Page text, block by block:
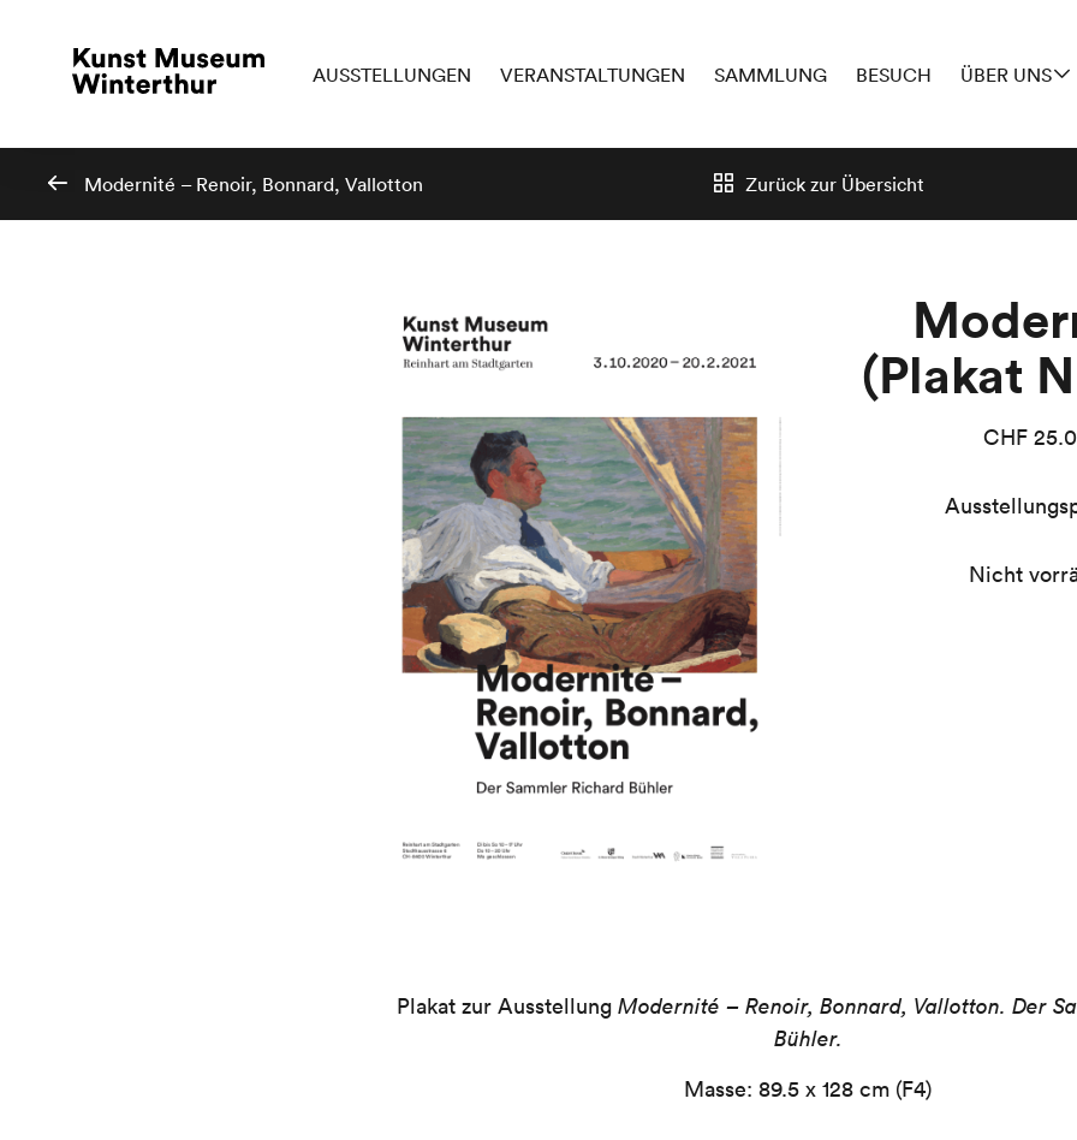
AUSSTELLUNGEN VERANSTALTUNGEN SAMMLUNG BESUCH ÜBER UNS
Modernité – Renoir, Bonnard, Vallotton Zurück zur Übersicht
(Plakat
CHF
Nicht
Plakat zur Ausstellung Modernité – Renoir, Bonnard, Vallotton. Der
Bühler.
Masse: 89.5 x 128 cm (F4)